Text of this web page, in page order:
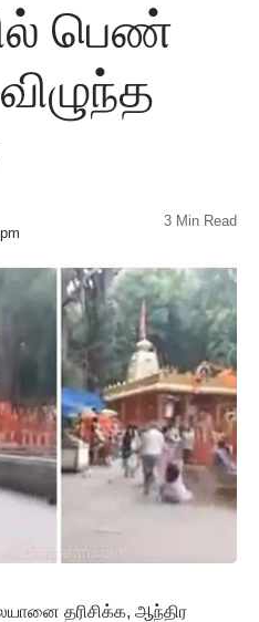
பெண்
3 Min Read
தரிசிக்க, ஆந்திர